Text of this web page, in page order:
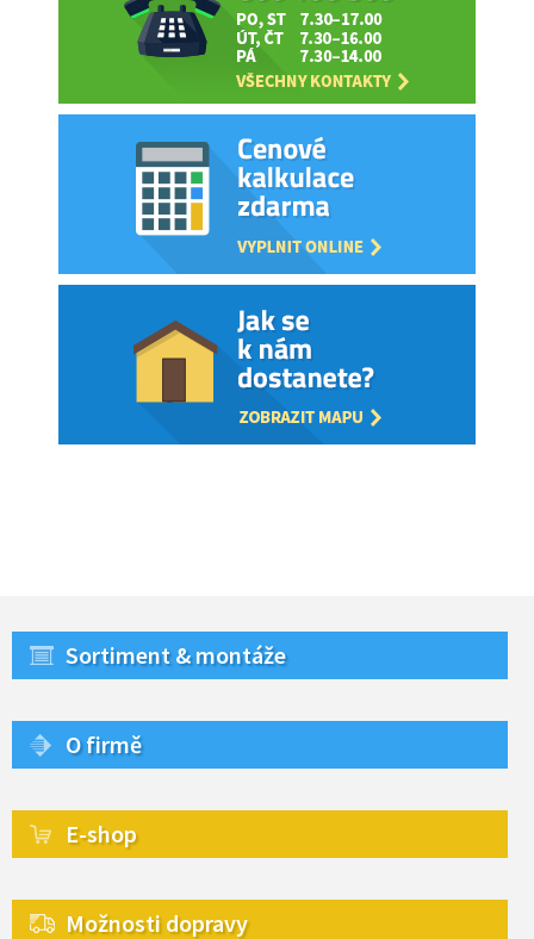
Sortiment & montáže
O firmě
E-shop
Možnosti dopravy